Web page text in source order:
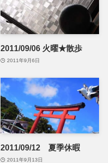
2011/09/06 火曜★散歩
2011年9月6日
2011/09/12 夏季休暇
2011年9月13日